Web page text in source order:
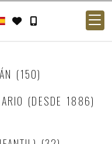
(150)
(DESDE 1886)